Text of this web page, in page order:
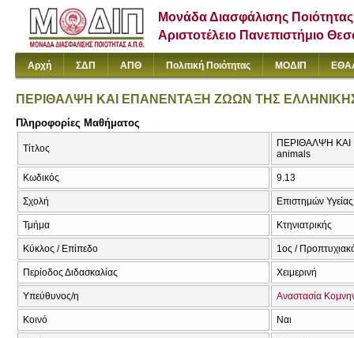
Μονάδα Διασφάλισης Ποιότητας
Αριστοτέλειο Πανεπιστήμιο
Αρχή ΣΔΠ ΑΠΘ Πολιτική Ποιότητας ΜΟΔΙΠ
ΠΕΡΙΘΑΛΨΗ ΚΑΙ ΕΠΑΝΕΝΤΑΞΗ ΖΩΩΝ ΤΗΣ
Πληροφορίες Μαθήματος
Τίτλος
ΠΕΡΙΘΑΛΨΗ ΚΑΙ
animals
Κωδικός 9.13
Σχολή Επιστημών Υγείας
Τμήμα Κτηνιατρικής
Κύκλος / Επίπεδο 1ος /
Περίοδος Διδασκαλίας Χειμερινή
Υπεύθυνος/η Αναστασία
Κοινό Ναι